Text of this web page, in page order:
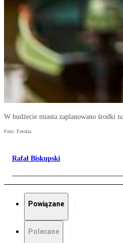
W budżecie miasta zaplanowano środki
Foto: Fotolia
Rafał Biskupski
Powiązane
Polecane